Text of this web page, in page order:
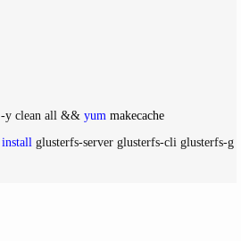
-y clean all && yum
install glusterfs-server glusterfs-cli glusterfs-g